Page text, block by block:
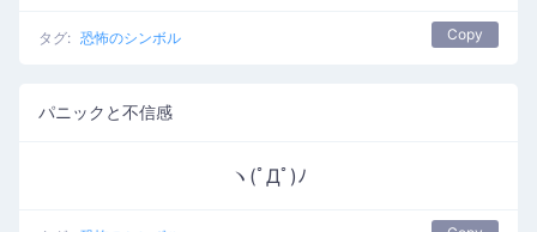
タグ: 恐怖のシンボル Copy
パニックと不信感
ヽ(ﾟДﾟ)ﾉ